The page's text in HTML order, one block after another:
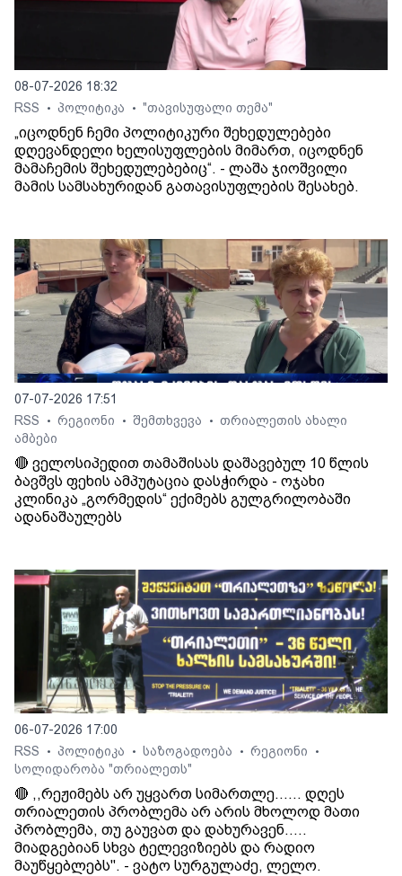
08-07-2026 18:32
RSS
• პოლიტიკა • "თავისუფალი თემა"
„იცოდნენ ჩემი პოლიტიკური შეხედულებები
დღევანდელი ხელისუფლების მიმართ, იცოდნენ
მამაჩემის შეხედულებებიც“. - ლაშა ჯიოშვილი
მამის სამსახურიდან გათავისუფლების შესახებ.
07-07-2026 17:51
RSS
• რეგიონი • შემთხვევა • თრიალეთის ახალი
ამბები
🔴 ველოსიპედით თამაშისას დაშავებულ 10 წლის
ბავშვს ფეხის ამპუტაცია დასჭირდა - ოჯახი
კლინიკა „გორმედის“ ექიმებს გულგრილობაში
ადანაშაულებს
06-07-2026 17:00
RSS
• პოლიტიკა • საზოგადოება • რეგიონი •
სოლიდარობა "თრიალეთს"
🔴 ,,რეჟიმებს არ უყვართ სიმართლე...... დღეს
თრიალეთის პრობლემა არ არის მხოლოდ მათი
პრობლემა, თუ გაუვათ და დახურავენ.....
მიადგებიან სხვა ტელევიზიებს და რადიო
მაუწყებლებს". - ვატო სურგულაძე, ლელო.